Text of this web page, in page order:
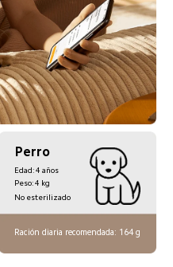
Perro
Edad: 4 años
Peso: 4 kg
No esterilizado
Ración diaria recomendada: 164 g